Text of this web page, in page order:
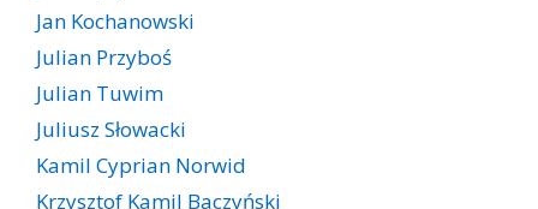
Jan Kochanowski
Julian Przyboś
Julian Tuwim
Juliusz Słowacki
Kamil Cyprian Norwid
Krzysztof Kamil Baczyński